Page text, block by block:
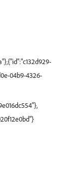
04b9-4326-